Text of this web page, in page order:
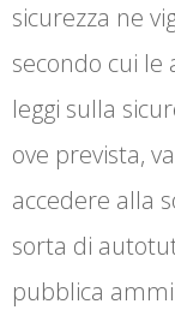
sicurezza ne
secondo cui
leggi sulla
ove prevista,
accedere alla
sorta di
pubblica